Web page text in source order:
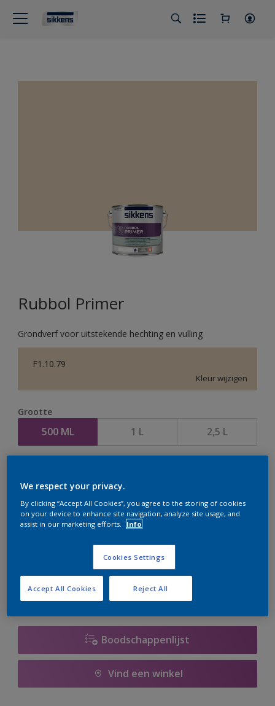
Rubbol Primer
Grondverf voor uitstekende hechting en vulling
F1.10.79
Kleur wijzigen
Grootte
500 ML 1 L 2,5 L
te bestellen. Houd de website in de gaten, we werken
er hard aan om de voorraad aan te vullen.
Boodschappenlijst
Vind een winkel
We respect your privacy.
By clicking “Accept All Cookies”, you agree to the storing of cookies
on your device to enhance site navigation, analyze site usage, and
assist in our marketing efforts.
Info
Cookies Settings
Reject All
Accept All Cookies